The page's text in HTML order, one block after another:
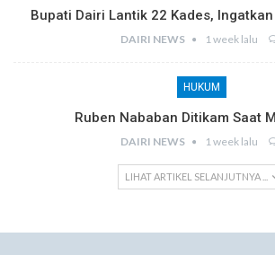
Bupati Dairi Lantik 22 Kades,
DAIRI NEWS 1 week lalu
HUKUM
Ruben Nababan Ditikam Saat
DAIRI NEWS 1 week lalu
LIHAT ARTIKEL SELANJUTNYA ...